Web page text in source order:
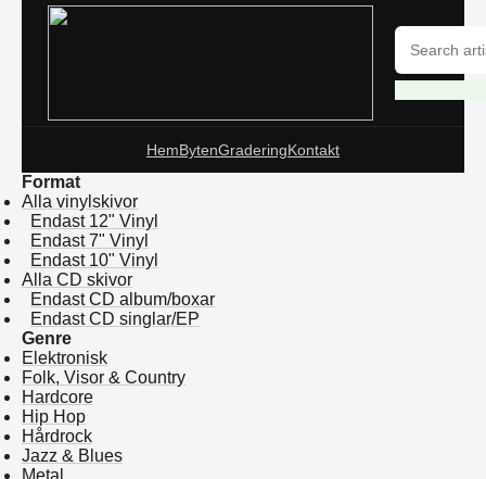
HemBytenGraderingKontakt
Format
Alla vinylskivor
Endast 12" Vinyl
Endast 7" Vinyl
Endast 10" Vinyl
Alla CD skivor
Endast CD album/boxar
Endast CD singlar/EP
Genre
Elektronisk
Folk, Visor & Country
Hardcore
Hip Hop
Hårdrock
Jazz & Blues
Metal